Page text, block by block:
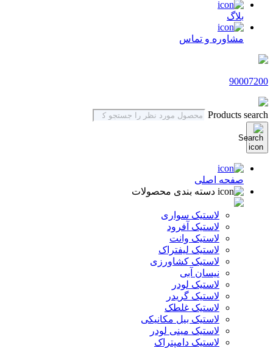
بلاگ
مشاوره و تماس
90007200
Products search
صفحه اصلی
دسته بندی محصولات
لاستیک سواری
لاستیک آفرود
لاستیک وانت
لاستیک لیفتراک
لاستیک کشاورزی
نیسان آبی
لاستیک لودر
لاستیک گریدر
لاستیک غلطک
لاستیک بیل مکانیکی
لاستیک مینی لودر
لاستیک دامپتراک